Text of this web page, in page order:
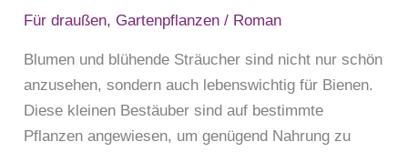
Für draußen, Gartenpflanzen / Roman
Blumen und blühende Sträucher sind nicht nur schön
anzusehen, sondern auch lebenswichtig für Bienen.
Diese kleinen Bestäuber sind auf bestimmte
Pflanzen angewiesen, um genügend Nahrung zu